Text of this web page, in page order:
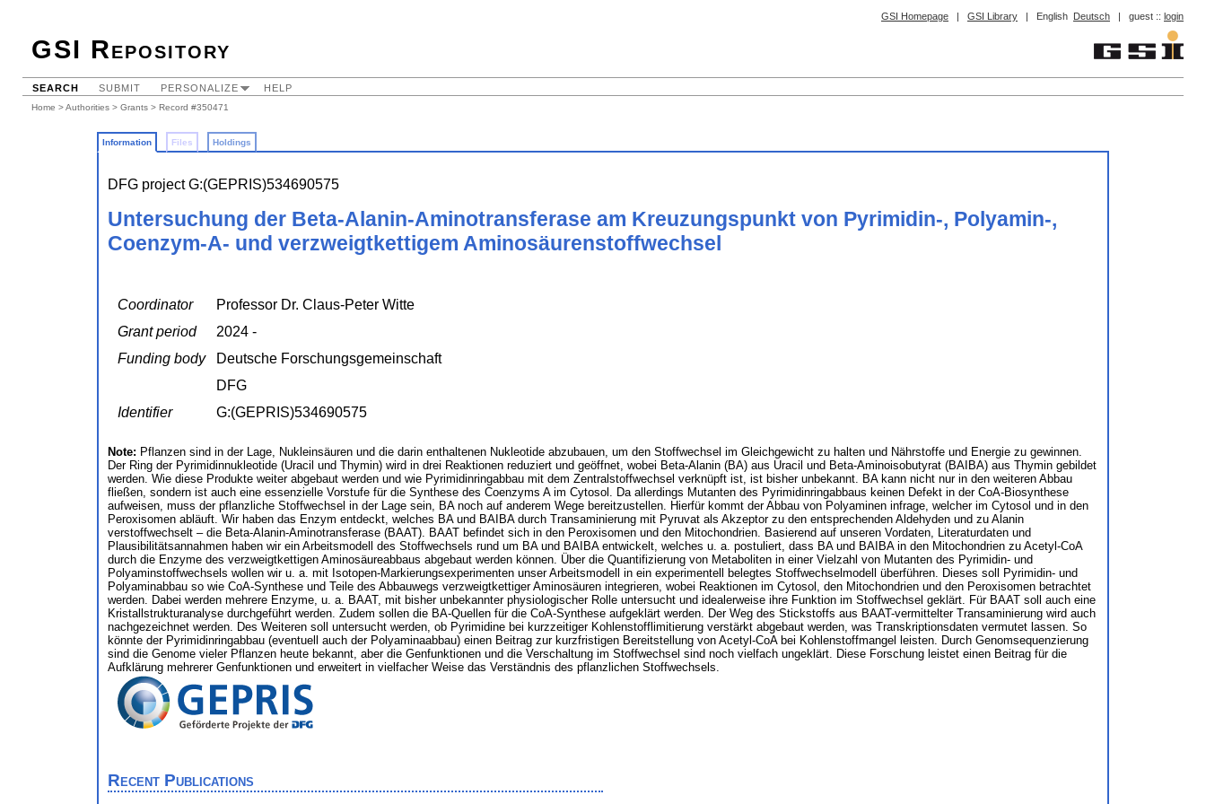
GSI Homepage | GSI Library | English Deutsch | guest :: login
GSI Repository
SEARCH SUBMIT PERSONALIZE HELP
Home >Authorities > Grants > Record #350471
Information Files Holdings
DFG project G:(GEPRIS)534690575
Untersuchung der Beta-Alanin-Aminotransferase am Kreuzungspunkt von Pyrimidin-, Polyamin-,
Coenzym-A- und verzweigtkettigem Aminosäurenstoffwechsel
Coordinator
Professor Dr. Claus-Peter Witte
Grant period
2024 -
Funding body
Deutsche Forschungsgemeinschaft
DFG
Identifier
G:(GEPRIS)534690575
Note: Pflanzen sind in der Lage, Nukleinsäuren und die darin enthaltenen Nukleotide abzubauen, um den Stoffwechsel im Gleichgewicht zu halten und Nährstoffe und Energie zu gewinnen.
Der Ring der Pyrimidinnukleotide (Uracil und Thymin) wird in drei Reaktionen reduziert und geöffnet, wobei Beta-Alanin (BA) aus Uracil und Beta-Aminoisobutyrat (BAIBA) aus Thymin gebildet
werden. Wie diese Produkte weiter abgebaut werden und wie Pyrimidinringabbau mit dem Zentralstoffwechsel verknüpft ist, ist bisher unbekannt. BA kann nicht nur in den weiteren Abbau
fließen, sondern ist auch eine essenzielle Vorstufe für die Synthese des Coenzyms A im Cytosol. Da allerdings Mutanten des Pyrimidinringabbaus keinen Defekt in der CoA-Biosynthese
aufweisen, muss der pflanzliche Stoffwechsel in der Lage sein, BA noch auf anderem Wege bereitzustellen. Hierfür kommt der Abbau von Polyaminen infrage, welcher im Cytosol und in den
Peroxisomen abläuft. Wir haben das Enzym entdeckt, welches BA und BAIBA durch Transaminierung mit Pyruvat als Akzeptor zu den entsprechenden Aldehyden und zu Alanin
verstoffwechselt – die Beta-Alanin-Aminotransferase (BAAT). BAAT befindet sich in den Peroxisomen und den Mitochondrien. Basierend auf unseren Vordaten, Literaturdaten und
Plausibilitätsannahmen haben wir ein Arbeitsmodell des Stoffwechsels rund um BA und BAIBA entwickelt, welches u. a. postuliert, dass BA und BAIBA in den Mitochondrien zu Acetyl-CoA
durch die Enzyme des verzweigtkettigen Aminosäureabbaus abgebaut werden können. Über die Quantifizierung von Metaboliten in einer Vielzahl von Mutanten des Pyrimidin- und
Polyaminstoffwechsels wollen wir u. a. mit Isotopen-Markierungsexperimenten unser Arbeitsmodell in ein experimentell belegtes Stoffwechselmodell überführen. Dieses soll Pyrimidin- und
Polyaminabbau so wie CoA-Synthese und Teile des Abbauwegs verzweigtkettiger Aminosäuren integrieren, wobei Reaktionen im Cytosol, den Mitochondrien und den Peroxisomen betrachtet
werden. Dabei werden mehrere Enzyme, u. a. BAAT, mit bisher unbekannter physiologischer Rolle untersucht und idealerweise ihre Funktion im Stoffwechsel geklärt. Für BAAT soll auch eine
Kristallstrukturanalyse durchgeführt werden. Zudem sollen die BA-Quellen für die CoA-Synthese aufgeklärt werden. Der Weg des Stickstoffs aus BAAT-vermittelter Transaminierung wird auch
nachgezeichnet werden. Des Weiteren soll untersucht werden, ob Pyrimidine bei kurzzeitiger Kohlenstofflimitierung verstärkt abgebaut werden, was Transkriptionsdaten vermutet lassen. So
könnte der Pyrimidinringabbau (eventuell auch der Polyaminaabbau) einen Beitrag zur kurzfristigen Bereitstellung von Acetyl-CoA bei Kohlenstoffmangel leisten. Durch Genomsequenzierung
sind die Genome vieler Pflanzen heute bekannt, aber die Genfunktionen und die Verschaltung im Stoffwechsel sind noch vielfach ungeklärt. Diese Forschung leistet einen Beitrag für die
Aufklärung mehrerer Genfunktionen und erweitert in vielfacher Weise das Verständnis des pflanzlichen Stoffwechsels.
Recent Publications